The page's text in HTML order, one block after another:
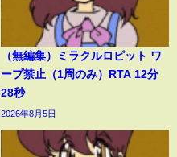
（無編集）ミラクルロピット ワ
ープ禁止（1周のみ）RTA 12分
28秒
2026年8月5日